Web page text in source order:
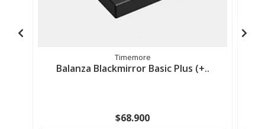
Timemore
Balanza Blackmirror Basic Plus (+..
$68.900